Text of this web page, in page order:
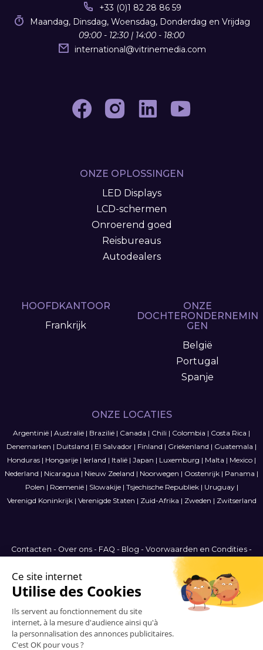
+33 (0)1 82 28 86 59
Maandag, Dinsdag, Woensdag, Donderdag en Vrijdag
09:00 - 12:30 | 14:00 - 18:00
international@vitrinemedia.com
ONZE OPLOSSINGEN
LED Displays
LCD-schermen
Onroerend goed
Reisbureaus
Autodealers
HOOFDKANTOOR
Frankrijk
ONZE
DOCHTERONDERNEMIN
GEN
België
Portugal
Spanje
ONZE LOCATIES
Argentinië | Australië | Brazilië | Canada | Chili | Colombia | Costa Rica |
Denemarken | Duitsland | El Salvador | Finland | Griekenland | Guatemala |
Honduras | Hongarije | Ierland | Italië | Japan | Luxemburg | Malta | Mexico |
Nederland | Nicaragua | Nieuw Zeeland | Noorwegen | Oostenrijk | Panama |
Polen | Roemenië| Slowakije| Tsjechische Republiek| Uruguay|
Verenigd Koninkrijk| Verenigde Staten | Zuid-Afrika | Zweden | Zwitserland
Contacten - Over ons - FAQ - Blog - Voorwaarden en Condities -
Sitemap